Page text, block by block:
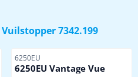
Vuilstopper 7342.199
Artikelnummer
6250EU
6250EU Vantage Vue